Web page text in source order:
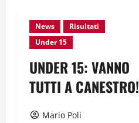
News
Risultati
Under 15
UNDER 15: VANNO
TUTTI A CANESTRO!
Mario Poli